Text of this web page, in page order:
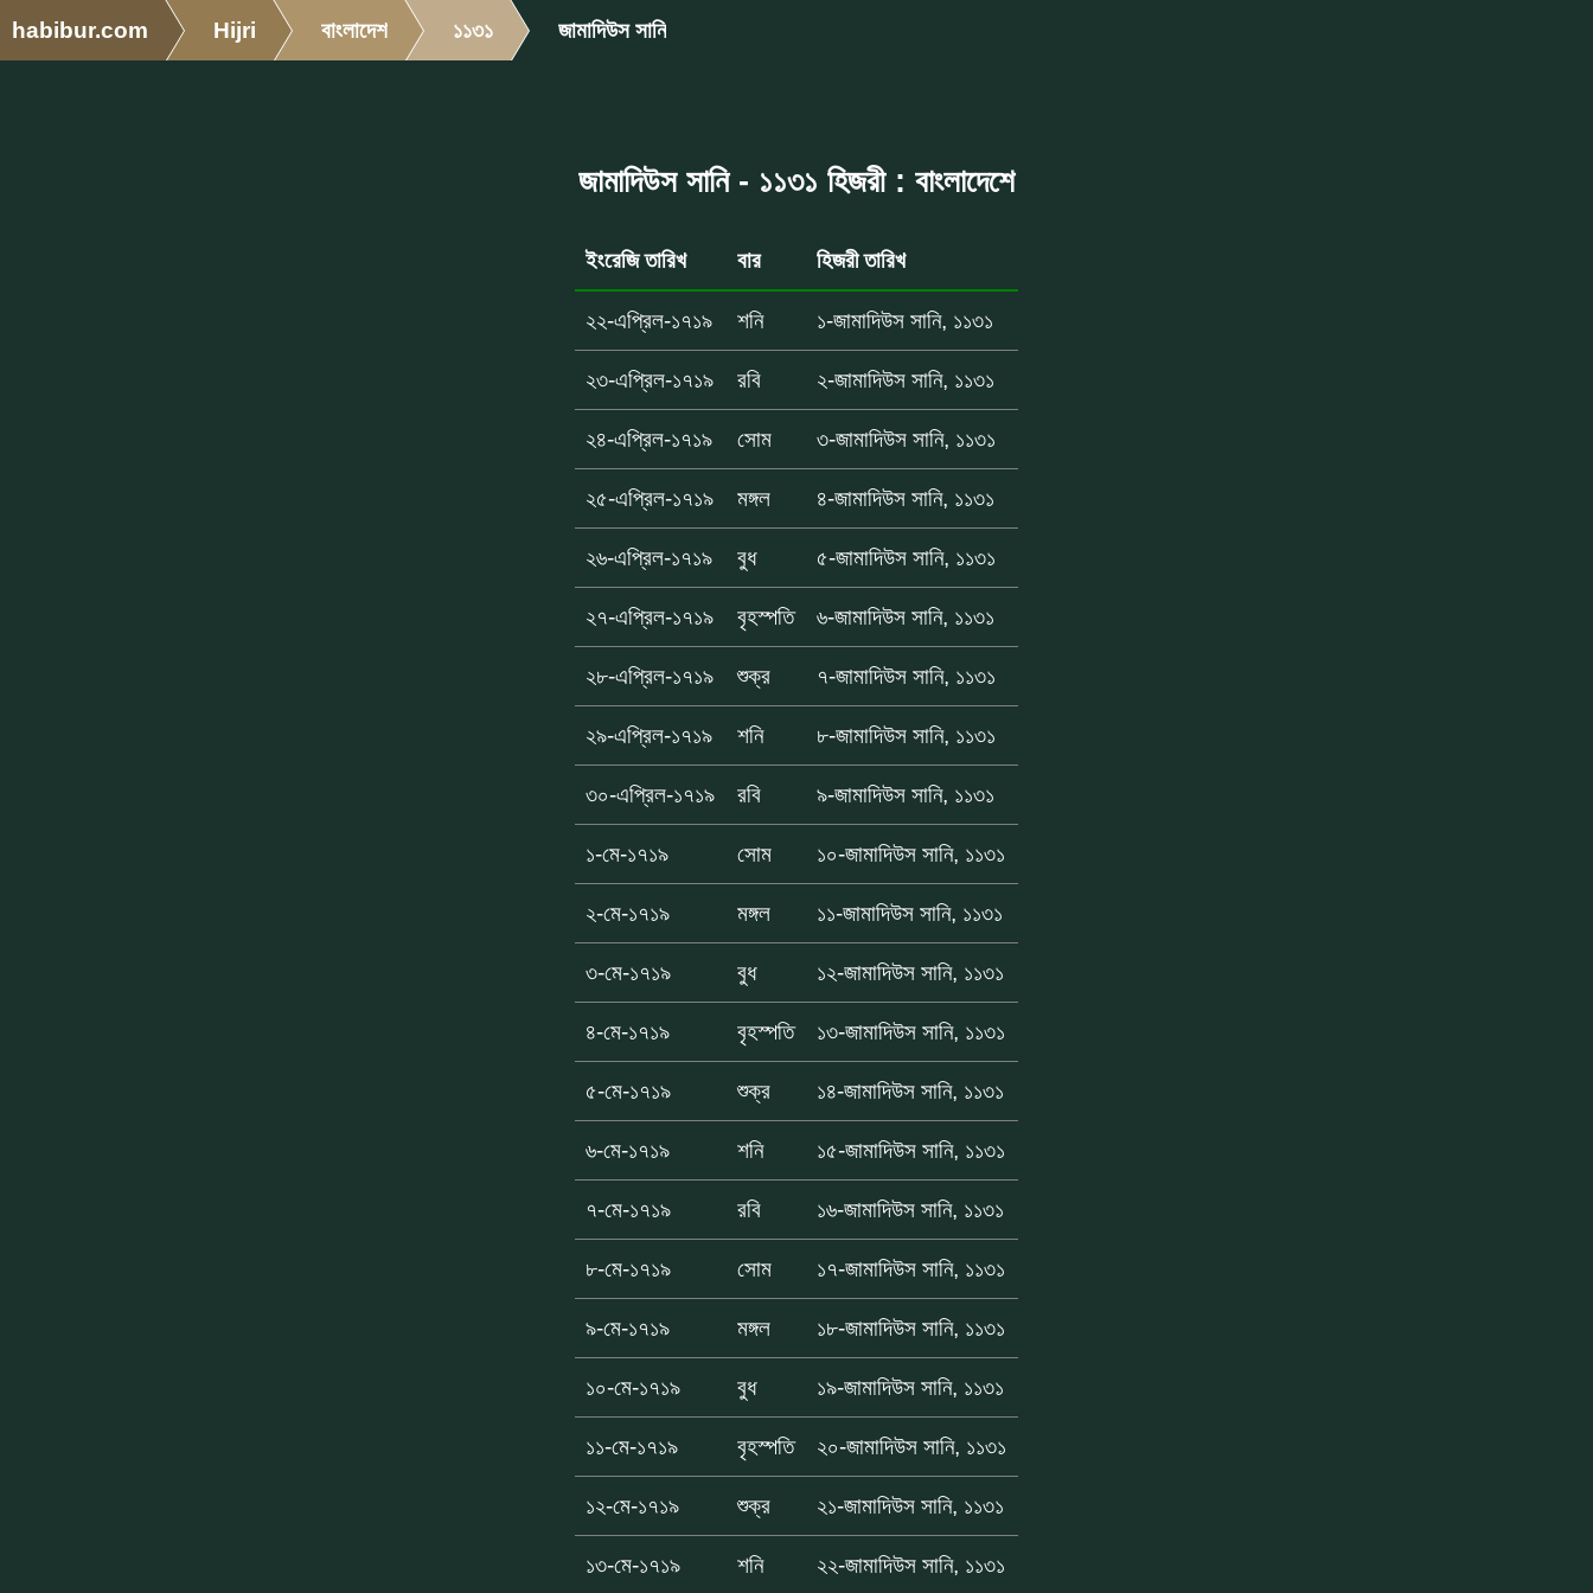
habibur.com Hijri বাংলাদেশ ১১৩১ জামাদিউস সানি
জামাদিউস সানি - ১১৩১ হিজরী : বাংলাদেশে
ইংরেজি তারিখ বার হিজরী তারিখ
২২-এপ্রিল-১৭১৯ শনি ১-জামাদিউস সানি, ১১৩১
২৩-এপ্রিল-১৭১৯ রবি ২-জামাদিউস সানি, ১১৩১
২৪-এপ্রিল-১৭১৯ সোম ৩-জামাদিউস সানি, ১১৩১
২৫-এপ্রিল-১৭১৯ মঙ্গল ৪-জামাদিউস সানি, ১১৩১
২৬-এপ্রিল-১৭১৯ বুধ ৫-জামাদিউস সানি, ১১৩১
২৭-এপ্রিল-১৭১৯ বৃহস্পতি ৬-জামাদিউস সানি, ১১৩১
২৮-এপ্রিল-১৭১৯ শুক্র ৭-জামাদিউস সানি, ১১৩১
২৯-এপ্রিল-১৭১৯ শনি ৮-জামাদিউস সানি, ১১৩১
৩০-এপ্রিল-১৭১৯ রবি ৯-জামাদিউস সানি, ১১৩১
১-মে-১৭১৯ সোম ১০-জামাদিউস সানি, ১১৩১
২-মে-১৭১৯ মঙ্গল ১১-জামাদিউস সানি, ১১৩১
৩-মে-১৭১৯ বুধ ১২-জামাদিউস সানি, ১১৩১
৪-মে-১৭১৯ বৃহস্পতি ১৩-জামাদিউস সানি, ১১৩১
৫-মে-১৭১৯ শুক্র ১৪-জামাদিউস সানি, ১১৩১
৬-মে-১৭১৯ শনি ১৫-জামাদিউস সানি, ১১৩১
৭-মে-১৭১৯ রবি ১৬-জামাদিউস সানি, ১১৩১
৮-মে-১৭১৯ সোম ১৭-জামাদিউস সানি, ১১৩১
৯-মে-১৭১৯ মঙ্গল ১৮-জামাদিউস সানি, ১১৩১
১০-মে-১৭১৯ বুধ ১৯-জামাদিউস সানি, ১১৩১
১১-মে-১৭১৯ বৃহস্পতি ২০-জামাদিউস সানি, ১১৩১
১২-মে-১৭১৯ শুক্র ২১-জামাদিউস সানি, ১১৩১
১৩-মে-১৭১৯ শনি ২২-জামাদিউস সানি, ১১৩১